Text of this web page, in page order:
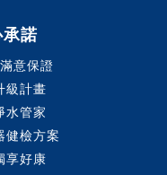
諾
意保證
級計畫
水管家
健檢方案
享好康